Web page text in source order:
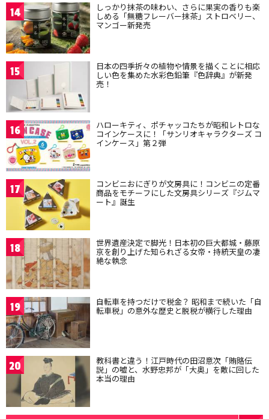
14 しっかり抹茶の味わい、さらに果実の香りも楽
しめる「無糖フレーバー抹茶」ストロベリー、
マンゴー新発売
15 日本の四季折々の植物や情景を描くことに相応
しい色を集めた水彩色鉛筆『色辞典』が新発
売！
16 ハローキティ、ポチャッコたちが昭和レトロな
コインケースに！「サンリオキャラクターズ コ
インケース」第２弾
17 コンビニおにぎりが文房具に！コンビニの定番
商品をモチーフにした文房具シリーズ『ジムマ
ート』誕生
18 世界遺産決定で脚光！日本初の巨大都城・藤原
京を創り上げた知られざる女帝・持統天皇の凄
絶な執念
19 自転車を持つだけで税金？ 昭和まで続いた「自
転車税」の意外な歴史と脱税が横行した理由
20 教科書と違う！江戸時代の田沼意次「賄賂伝
説」の嘘と、水野忠邦が「大奥」を敵に回した
本当の理由